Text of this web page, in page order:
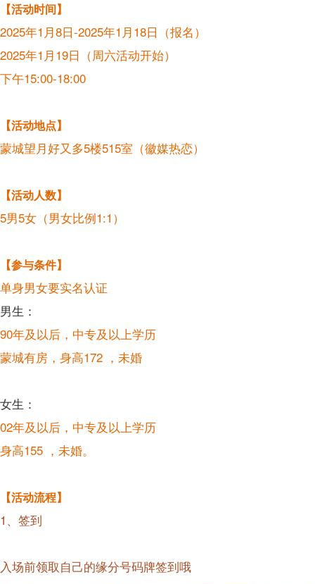
【活动时间】
2025年1月8日-2025年1月18日（报名）
2025年1月19日（周六活动开始）
下午15:00-18:00
【活动地点】
蒙城望月好又多5楼515室（徽媒热恋）
【活动人数】
5男5女（男女比例1:1）
【参与条件】
单身男女要实名认证
男生：
90年及以后，中专及以上学历
蒙城有房，身高172 ，未婚
女生：
02年及以后，中专及以上学历
身高155 ，未婚。
【活动流程】
1、签到
入场前领取自己的缘分号码牌签到哦